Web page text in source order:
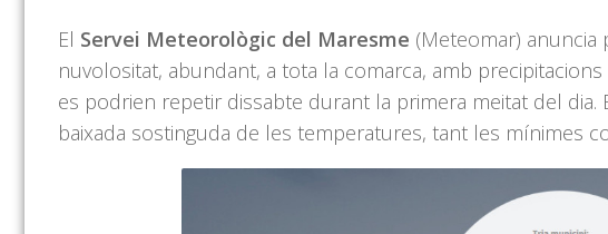
El Servei Meteorològic del Maresme (Meteomar)
nuvolositat, abundant, a tota la comarca, amb
es podrien repetir dissabte durant la primera meitat del dia.
baixada sostinguda de les temperatures, tant les mínimes